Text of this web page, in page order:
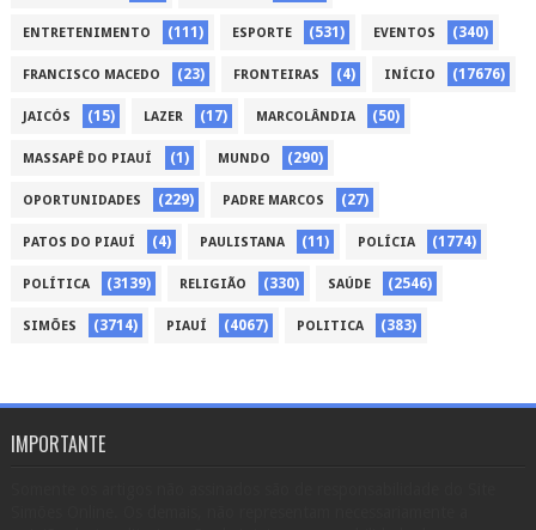
ENTRETENIMENTO (111) ESPORTE (531) EVENTOS (340)
FRANCISCO MACEDO (23) FRONTEIRAS (4) INÍCIO (17676)
JAICÓS (15) LAZER (17) MARCOLÂNDIA (50)
MASSAPÊ DO PIAUÍ (1) MUNDO (290)
OPORTUNIDADES (229) PADRE MARCOS (27)
PATOS DO PIAUÍ (4) PAULISTANA (11) POLÍCIA (1774)
POLÍTICA (3139) RELIGIÃO (330) SAÚDE (2546)
SIMÕES (3714) PIAUÍ (4067) POLITICA (383)
IMPORTANTE